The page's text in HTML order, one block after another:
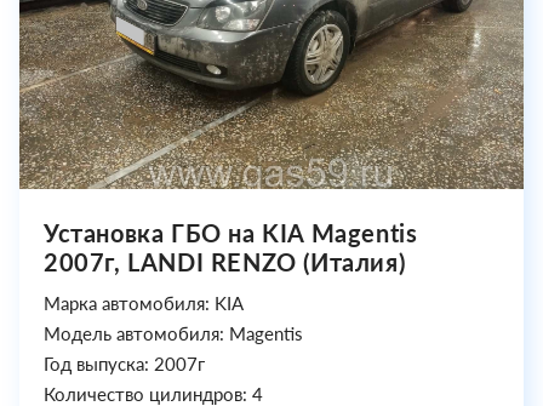
Установка ГБО на KIA Magentis
2007г, LANDI RENZO (Италия)
Марка автомобиля: KIA
Модель автомобиля: Magentis
Год выпуска: 2007г
Количество цилиндров: 4